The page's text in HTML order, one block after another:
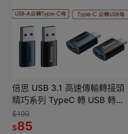
倍思 USB 3.1 高速傳輸轉接頭
精巧系列 TypeC 轉 USB 轉換
頭 轉接頭 升級 10Gbps
$190
$85